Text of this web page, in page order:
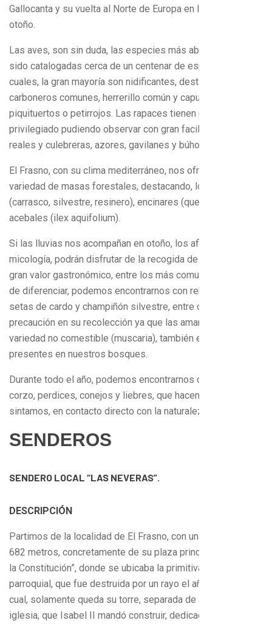
Gallocanta y su vuelta al Norte de Europa en la primavera y
otoño.
Las aves, son sin duda, las especies más abundantes. Han
sido catalogadas cerca de un centenar de especies, de las
cuales, la gran mayoría son nidificantes, destacando;
carboneros comunes, herrerillo común y capuchino,
piquituertos o petirrojos. Las rapaces tienen un lugar
privilegiado pudiendo observar con gran facilidad águilas
reales y culebreras, azores, gavilanes y búhos.
El Frasno, con su clima mediterráneo, nos ofrece gran
variedad de masas forestales, destacando, los pinares
(carrasco, silvestre, resinero), encinares (quercus ilex) y
acebales (ilex aquifolium).
Si las lluvias nos acompañan en otoño, los aficionados a la
micología, podrán disfrutar de la recogida de hongos de
gran valor gastronómico, entre los más comunes y fáciles
de diferenciar, podemos encontrarnos con rebollones,
setas de cardo y champiñón silvestre, entre otras, teniendo
precaución en su recolección ya que las amanitas, en su
variedad no comestible (muscaria), también están
presentes en nuestros bosques.
Durante todo el año, podemos encontrarnos con el jabalí, el
corzo, perdices, conejos y liebres, que hacen que nos
sintamos, en contacto directo con la naturaleza más salvaje.
SENDEROS
SENDERO LOCAL “LAS NEVERAS”.
DESCRIPCIÓN
Partimos de la localidad de El Frasno, con una altitud de
682 metros, concretamente de su plaza principal, “Plaza de
la Constitución”, donde se ubicaba la primitiva iglesia
parroquial, que fue destruida por un rayo el año 1840, de la
cual, solamente queda su torre, separada de la actual
iglesia, que Isabel II mandó construir, dedicada a San